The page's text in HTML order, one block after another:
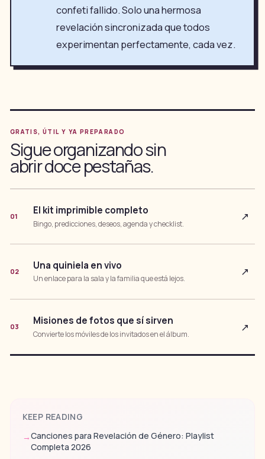
confeti fallido. Solo una hermosa
revelación sincronizada que todos
experimentan perfectamente, cada vez.
GRATIS, ÚTIL Y YA PREPARADO
Sigue organizando sin
abrir doce pestañas.
01 El kit imprimible completo
Bingo, predicciones, deseos, agenda y checklist.
↗
02 Una quiniela en vivo
Un enlace para la sala y la familia que está lejos.
↗
03 Misiones de fotos que sí sirven
Convierte los móviles de los invitados en el álbum.
↗
KEEP READING
→Canciones para Revelación de Género: Playlist
Completa 2026